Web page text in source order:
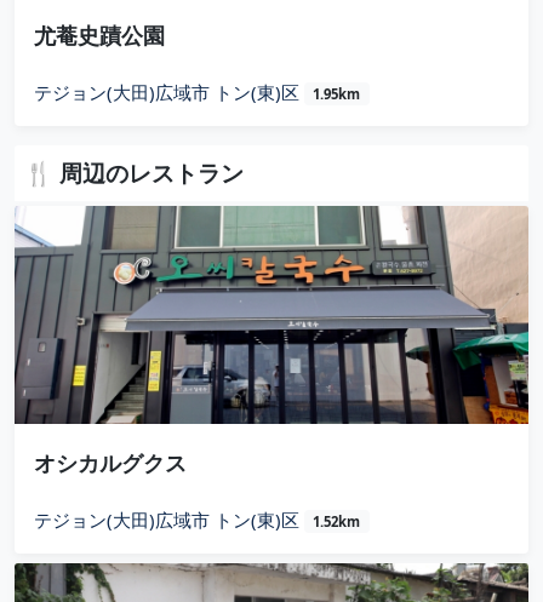
尤菴史蹟公園
テジョン(大田)広域市 トン(東)区 1.95km
🍴 周辺のレストラン
オシカルグクス
テジョン(大田)広域市 トン(東)区 1.52km